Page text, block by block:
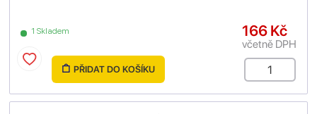
1 Skladem 166 Kč
včetně DPH
PŘIDAT DO KOŠÍKU